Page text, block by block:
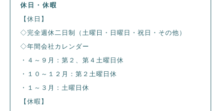
休日・休暇
【休日】
◇完全週休二日制（土曜日・日曜日・祝日・その他）
◇年間会社カレンダー
・４～９月：第２、第４土曜日休
・１０～１２月：第２土曜日休
・１～３月：土曜日休
【休暇】